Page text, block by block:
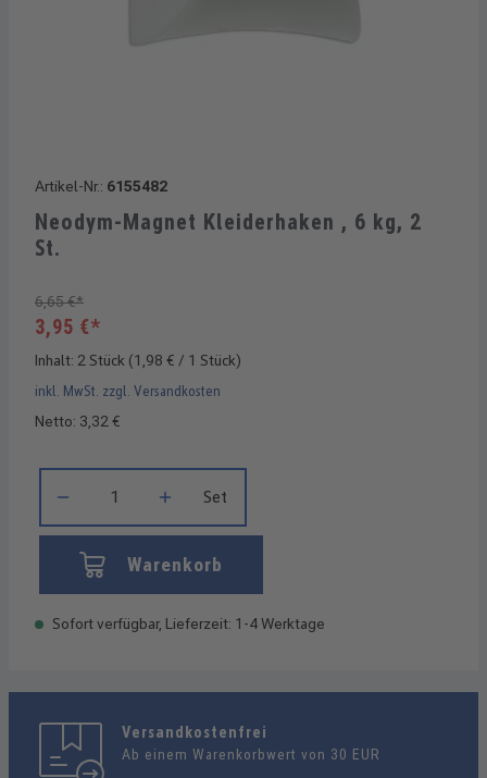
Artikel-Nr.: 6155482
Neodym-Magnet Kleiderhaken , 6 kg, 2
St.
6,65 €*
3,95 €*
Inhalt: 2 Stück (1,98 € / 1 Stück)
inkl. MwSt. zzgl. Versandkosten
Netto: 3,32 €
Set
Warenkorb
Sofort verfügbar, Lieferzeit: 1-4 Werktage
Versandkostenfrei
Ab einem Warenkorbwert von 30 EUR